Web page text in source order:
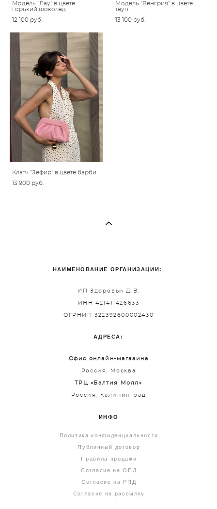
Модель "Лау" в цвете
горький шоколад
12 100 pуб.
Модель "Венгрия" в цвете
тауп
13 100 pуб.
Клатч "Зефир" в цвете барби
13 900 pуб.
НАИМЕНОВАНИЕ ОРГАНИЗАЦИИ:
ИП Здоровык Д.В.
ИНН 421411426633
ОГРНИП 322392600002430
АДРЕСА:
Офис онлайн-магазина
Россия, Москва
ТРЦ «Балтия Молл»
Россия, Калининград
ИНФО
Политика конфиденциальности
Публичный договор
Правила продажи
Согласие на ОПД
Согласие на РПД
Согласие на рассылку